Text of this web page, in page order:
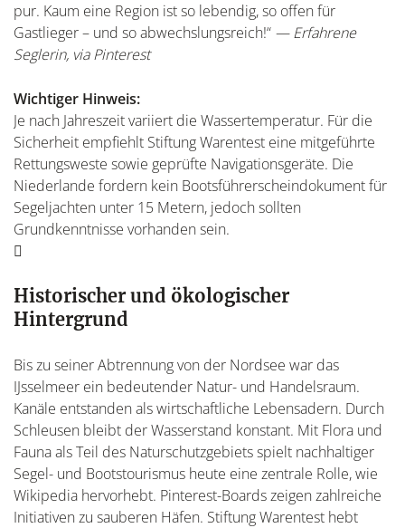
pur. Kaum eine Region ist so lebendig, so offen für
Gastlieger – und so abwechslungsreich!“ — Erfahrene
Seglerin, via Pinterest
Wichtiger Hinweis:
Je nach Jahreszeit variiert die Wassertemperatur. Für die
Sicherheit empfiehlt Stiftung Warentest eine mitgeführte
Rettungsweste sowie geprüfte Navigationsgeräte. Die
Niederlande fordern kein Bootsführerscheindokument für
Segeljachten unter 15 Metern, jedoch sollten
Grundkenntnisse vorhanden sein.
Historischer und ökologischer
Hintergrund
Bis zu seiner Abtrennung von der Nordsee war das
IJsselmeer ein bedeutender Natur- und Handelsraum.
Kanäle entstanden als wirtschaftliche Lebensadern. Durch
Schleusen bleibt der Wasserstand konstant. Mit Flora und
Fauna als Teil des Naturschutzgebiets spielt nachhaltiger
Segel- und Bootstourismus heute eine zentrale Rolle, wie
Wikipedia hervorhebt. Pinterest-Boards zeigen zahlreiche
Initiativen zu sauberen Häfen. Stiftung Warentest hebt